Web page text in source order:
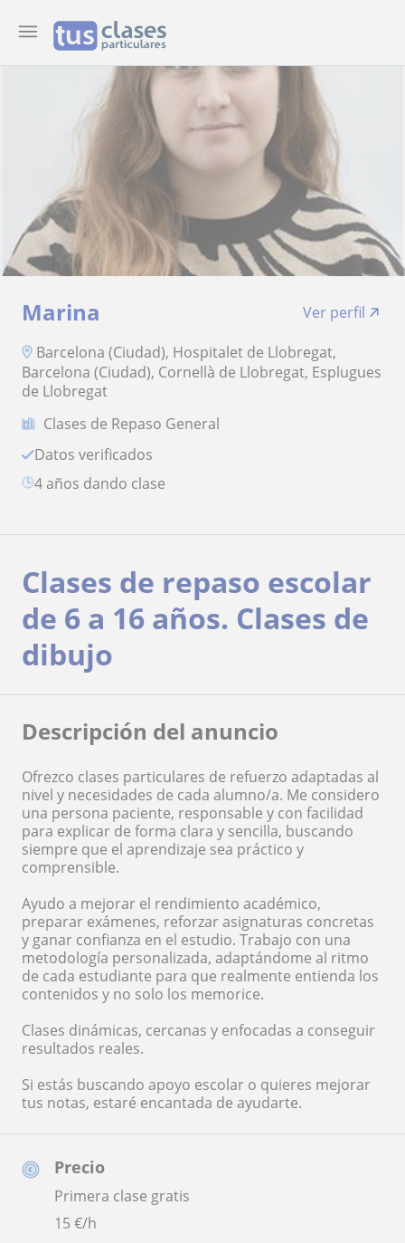
Marina
Ver perfil
Barcelona (Ciudad), Hospitalet de Llobregat,
Barcelona (Ciudad), Cornellà de Llobregat, Esplugues
de Llobregat
Clases de Repaso General
Datos verificados
4 años dando clase
Precio
Primera clase gratis
15€/h
Clases de repaso escolar
de 6 a 16 años. Clases de
dibujo
Descripción del anuncio
Ofrezco clases particulares de refuerzo adaptadas al
nivel y necesidades de cada alumno/a. Me considero
una persona paciente, responsable y con facilidad
para explicar de forma clara y sencilla, buscando
siempre que el aprendizaje sea práctico y
comprensible.
Ayudo a mejorar el rendimiento académico,
preparar exámenes, reforzar asignaturas concretas
y ganar confianza en el estudio. Trabajo con una
metodología personalizada, adaptándome al ritmo
de cada estudiante para que realmente entienda los
contenidos y no solo los memorice.
Clases dinámicas, cercanas y enfocadas a conseguir
resultados reales.
Si estás buscando apoyo escolar o quieres mejorar
tus notas, estaré encantada de ayudarte.